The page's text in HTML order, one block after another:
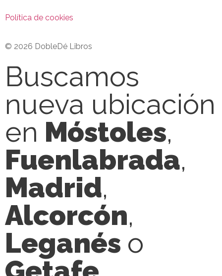
Política de cookies
© 2026 DobleDé Libros
Buscamos
nueva ubicación
en Móstoles,
Fuenlabrada,
Madrid,
Alcorcón,
Leganés o